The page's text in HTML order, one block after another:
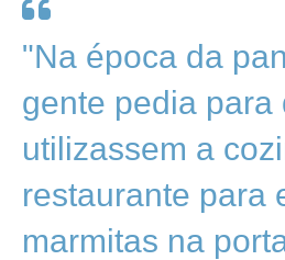
"Na época da
gente pedia para
utilizassem a
restaurante para
marmitas na